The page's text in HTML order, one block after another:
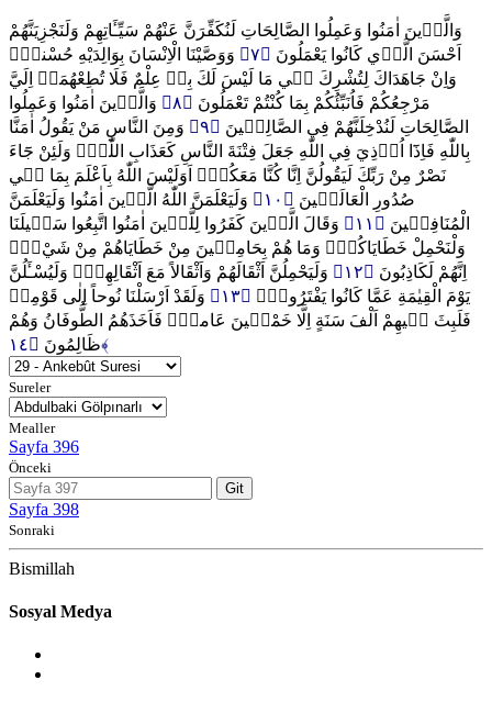
وَالَّذ۪ينَ اٰمَنُوا وَعَمِلُوا الصَّالِحَاتِ لَنُكَفِّرَنَّ عَنْهُمْ سَيِّـَٔاتِهِمْ وَلَنَجْزِيَنَّهُمْ
اَحْسَنَ الَّذ۪ي كَانُوا يَعْمَلُونَ ﴿٧﴾
وَوَصَّيْنَا الْاِنْسَانَ بِوَالِدَيْهِ حُسْناًۜ
وَاِنْ جَاهَدَاكَ لِتُشْرِكَ ب۪ي مَا لَيْسَ لَكَ بِه۪ عِلْمٌ فَلَا تُطِعْهُمَاۜ اِلَيَّ
مَرْجِعُكُمْ فَاُنَبِّئُكُمْ بِمَا كُنْتُمْ تَعْمَلُونَ ﴿٨﴾
وَالَّذ۪ينَ اٰمَنُوا وَعَمِلُوا
الصَّالِحَاتِ لَنُدْخِلَنَّهُمْ فِي الصَّالِح۪ينَ ﴿٩﴾
وَمِنَ النَّاسِ مَنْ يَقُولُ اٰمَنَّا
بِاللّٰهِ فَاِذَٓا اُو۫ذِيَ فِي اللّٰهِ جَعَلَ فِتْنَةَ النَّاسِ كَعَذَابِ اللّٰهِۜ وَلَئِنْ جَٓاءَ
نَصْرٌ مِنْ رَبِّكَ لَيَقُولُنَّ اِنَّا كُنَّا مَعَكُمْۜ اَوَلَيْسَ اللّٰهُ بِاَعْلَمَ بِمَا ف۪ي
صُدُورِ الْعَالَم۪ينَ ﴿١٠﴾
وَلَيَعْلَمَنَّ اللّٰهُ الَّذ۪ينَ اٰمَنُوا وَلَيَعْلَمَنَّ
الْمُنَافِق۪ينَ ﴿١١﴾
وَقَالَ الَّذ۪ينَ كَفَرُوا لِلَّذ۪ينَ اٰمَنُوا اتَّبِعُوا سَب۪يلَنَا
وَلْنَحْمِلْ خَطَايَاكُمْۜ وَمَا هُمْ بِحَامِل۪ينَ مِنْ خَطَايَاهُمْ مِنْ شَيْءٍۜ
اِنَّهُمْ لَكَاذِبُونَ ﴿١٢﴾
وَلَيَحْمِلُنَّ اَثْقَالَهُمْ وَاَثْقَالاً مَعَ اَثْقَالِهِمْۘ وَلَيُسْـَٔلُنَّ
يَوْمَ الْقِيٰمَةِ عَمَّا كَانُوا يَفْتَرُونَ۟ ﴿١٣﴾
وَلَقَدْ اَرْسَلْنَا نُوحاً اِلٰى قَوْمِه۪
فَلَبِثَ ف۪يهِمْ اَلْفَ سَنَةٍ اِلَّا خَمْس۪ينَ عَاماًۜ فَاَخَذَهُمُ الطُّوفَانُ وَهُمْ
ظَالِمُونَ﴿١٤﴾
Sureler
Mealler
Sayfa 396
Önceki
Git
Sayfa 398
Sonraki
Bismillah
Sosyal Medya